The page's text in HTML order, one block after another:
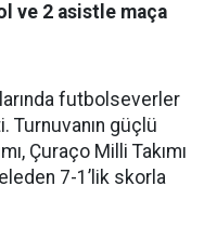
ve 2 asistle maça
futbolseverler
Turnuvanın güçlü
Çuraço Milli Takımı
7-1’lik skorla